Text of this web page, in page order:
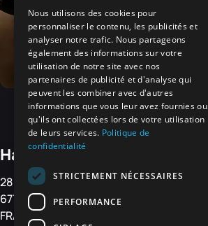
Haemmerlin
28 rue de Steinbourg
67700 MONSWILLER
FRANCE
Nous utilisons des cookies pour
personnaliser le contenu, les publicités et
analyser notre trafic. Nous partageons
également des informations sur votre
utilisation de notre site avec nos
partenaires de publicité et d'analyse qui
peuvent les combiner avec d'autres
informations que vous leur avez fournies ou
qu'ils ont collectées lors de votre utilisation
de leurs services. Politique de
confidentialité
STRICTEMENT NÉCESSAIRES
PERFORMANCE